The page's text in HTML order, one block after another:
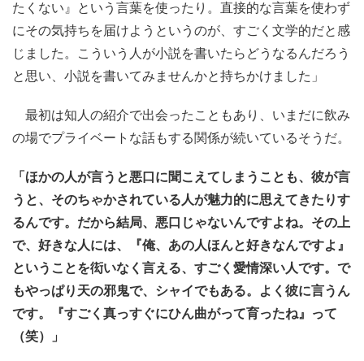
たくない』という言葉を使ったり。直接的な言葉を使わず
にその気持ちを届けようというのが、すごく文学的だと感
じました。こういう人が小説を書いたらどうなるんだろう
と思い、小説を書いてみませんかと持ちかけました」
最初は知人の紹介で出会ったこともあり、いまだに飲み
の場でプライベートな話もする関係が続いているそうだ。
「ほかの人が言うと悪口に聞こえてしまうことも、彼が言
うと、そのちゃかされている人が魅力的に思えてきたりす
るんです。だから結局、悪口じゃないんですよね。その上
で、好きな人には、『俺、あの人ほんと好きなんですよ』
ということを衒いなく言える、すごく愛情深い人です。で
もやっぱり天の邪鬼で、シャイでもある。よく彼に言うん
です。『すごく真っすぐにひん曲がって育ったね』って
（笑）」